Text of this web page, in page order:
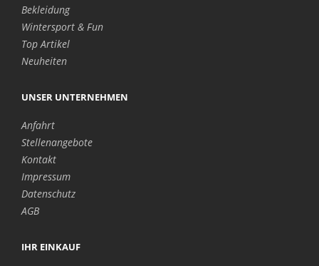
Bekleidung
Wintersport & Fun
Top Artikel
Neuheiten
UNSER UNTERNEHMEN
Anfahrt
Stellenangebote
Kontakt
Impressum
Datenschutz
AGB
IHR EINKAUF